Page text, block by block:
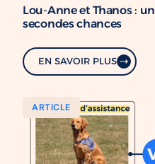
Lou-Anne et Thanos :
secondes chances
EN SAVOIR PLUS
ARTICLE